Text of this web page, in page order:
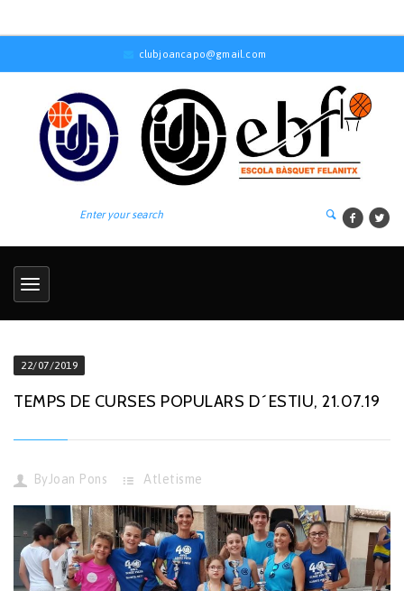
clubjoancapo@gmail.com
22/07/2019
TEMPS DE CURSES POPULARS D´ESTIU, 21.07.19
ByJoan Pons Atletisme